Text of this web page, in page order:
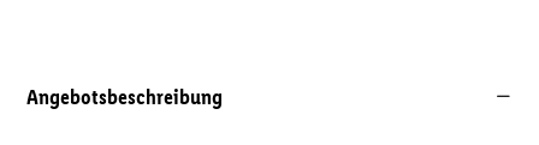
Angebotsbeschreibung